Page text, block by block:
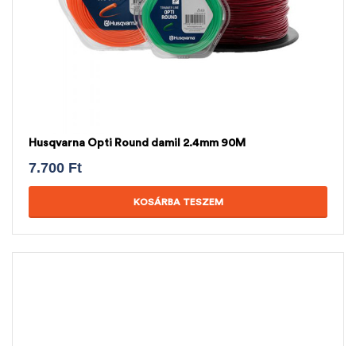
Husqvarna Opti Round damil 2.4mm 90M
7.700 Ft
KOSÁRBA TESZEM